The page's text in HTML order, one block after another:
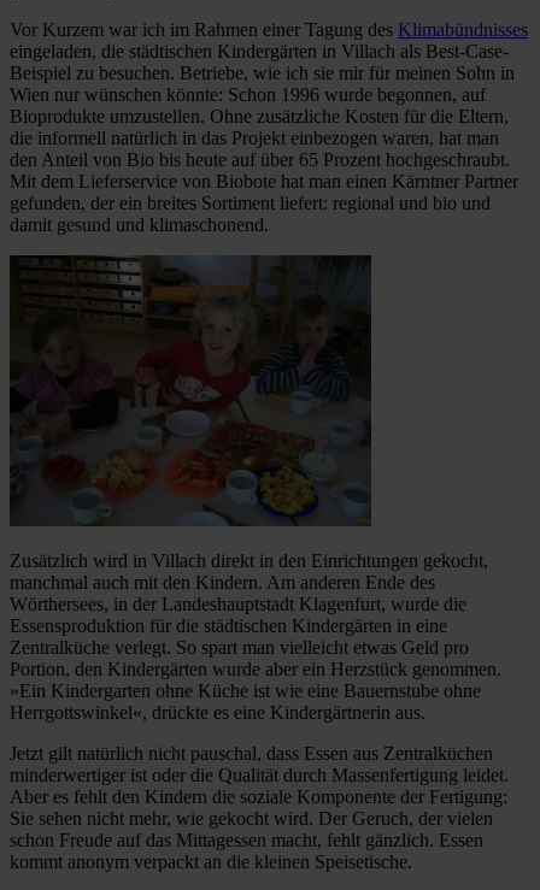
Vor Kurzem war ich im Rahmen einer Tagung des Klimabündnisses
eingeladen, die städtischen Kindergärten in Villach als Best-Case-
Beispiel zu besuchen. Betriebe, wie ich sie mir für meinen Sohn in
Wien nur wünschen könnte: Schon 1996 wurde begonnen, auf
Bioprodukte umzustellen. Ohne zusätzliche Kosten für die Eltern,
die informell natürlich in das Projekt einbezogen waren, hat man
den Anteil von Bio bis heute auf über 65 Prozent hochgeschraubt.
Mit dem Lieferservice von Biobote hat man einen Kärntner Partner
gefunden, der ein breites Sortiment liefert: regional und bio und
damit gesund und klimaschonend.
Zusätzlich wird in Villach direkt in den Einrichtungen gekocht,
manchmal auch mit den Kindern. Am anderen Ende des
Wörthersees, in der Landeshauptstadt Klagenfurt, wurde die
Essensproduktion für die städtischen Kindergärten in eine
Zentralküche verlegt. So spart man vielleicht etwas Geld pro
Portion, den Kindergärten wurde aber ein Herzstück genommen.
»Ein Kindergarten ohne Küche ist wie eine Bauernstube ohne
Herrgottswinkel«, drückte es eine Kindergärtnerin aus.
Jetzt gilt natürlich nicht pauschal, dass Essen aus Zentralküchen
minderwertiger ist oder die Qualität durch Massenfertigung leidet.
Aber es fehlt den Kindern die soziale Komponente der Fertigung:
Sie sehen nicht mehr, wie gekocht wird. Der Geruch, der vielen
schon Freude auf das Mittagessen macht, fehlt gänzlich. Essen
kommt anonym verpackt an die kleinen Speisetische.